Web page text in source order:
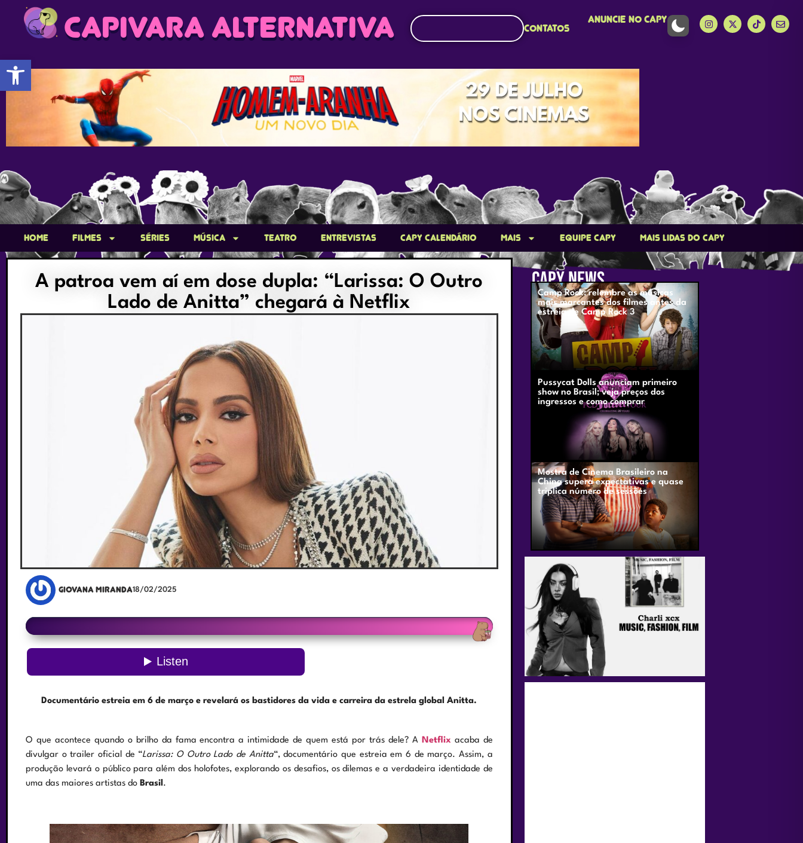
Abrir a barra de ferramentas
CAPIVARA ALTERNATIVA Contatos
Anuncie no Capy
Home Filmes Séries Música Teatro Entrevistas Capy Calendário Mais Equipe Capy Mais lidas do Capy
A patroa vem aí em dose dupla: “Larissa: O Outro
Lado de Anitta” chegará à Netflix
Giovana Miranda18/02/2025
Documentário estreia em 6 de março e revelará os bastidores da vida e carreira da estrela global Anitta.
O que acontece quando o brilho da fama encontra a intimidade de quem está por trás dele? A Netflix acaba de
divulgar o trailer oficial de “Larissa: O Outro Lado de Anitta“, documentário que estreia em 6 de março. Assim, a
produção levará o público para além dos holofotes, explorando os desafios, os dilemas e a verdadeira identidade de
uma das maiores artistas do Brasil .
CAPY NEWS
Camp Rock: relembre as músicas
mais marcantes dos filmes antes da
estreia de Camp Rock 3
Pussycat Dolls anunciam primeiro
show no Brasil; veja preços dos
ingressos e como comprar
Mostra de Cinema Brasileiro na
China supera expectativas e quase
triplica número de sessões